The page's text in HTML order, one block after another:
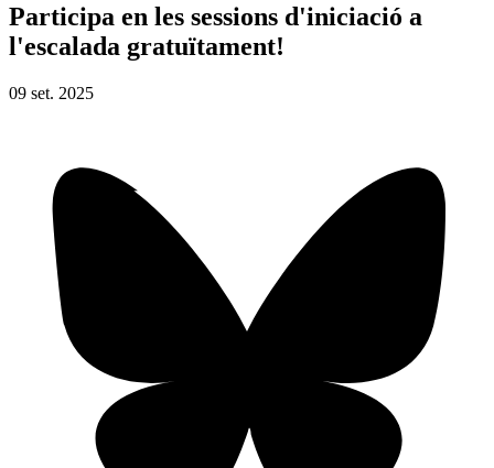
Participa en les sessions d'iniciació a
l'escalada gratuïtament!
09 set. 2025